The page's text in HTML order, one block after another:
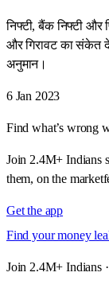
निफ्टी, बैंक निफ्टी और
और गिरावट का संकेत
अनुमान।
6 Jan 2023
Find what’s wrong
Join 2.4M+ Indians
them, on the
Get the app
Find your money
Join 2.4M+ Indians